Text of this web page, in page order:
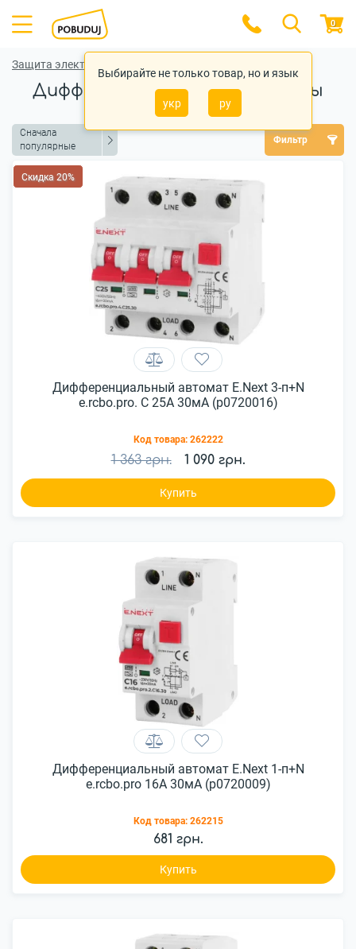
Выбирайте не только товар, но и язык
укр ру
0
Защита электросети
Дифференциальные автоматы
Сначала
популярные
Фильтр
Скидка 20%
Дифференциальный автомат E.Next 3-п+N
e.rcbo.pro. C 25А 30мА (p0720016)
Код товара: 262222
1 363 грн. 1 090 грн.
Купить
Дифференциальный автомат E.Next 1-п+N
e.rcbo.pro 16А 30мА (p0720009)
Код товара: 262215
681 грн.
Купить